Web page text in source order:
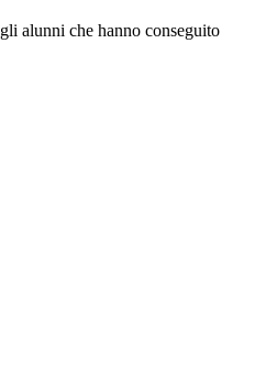
alunni che hanno conseguito